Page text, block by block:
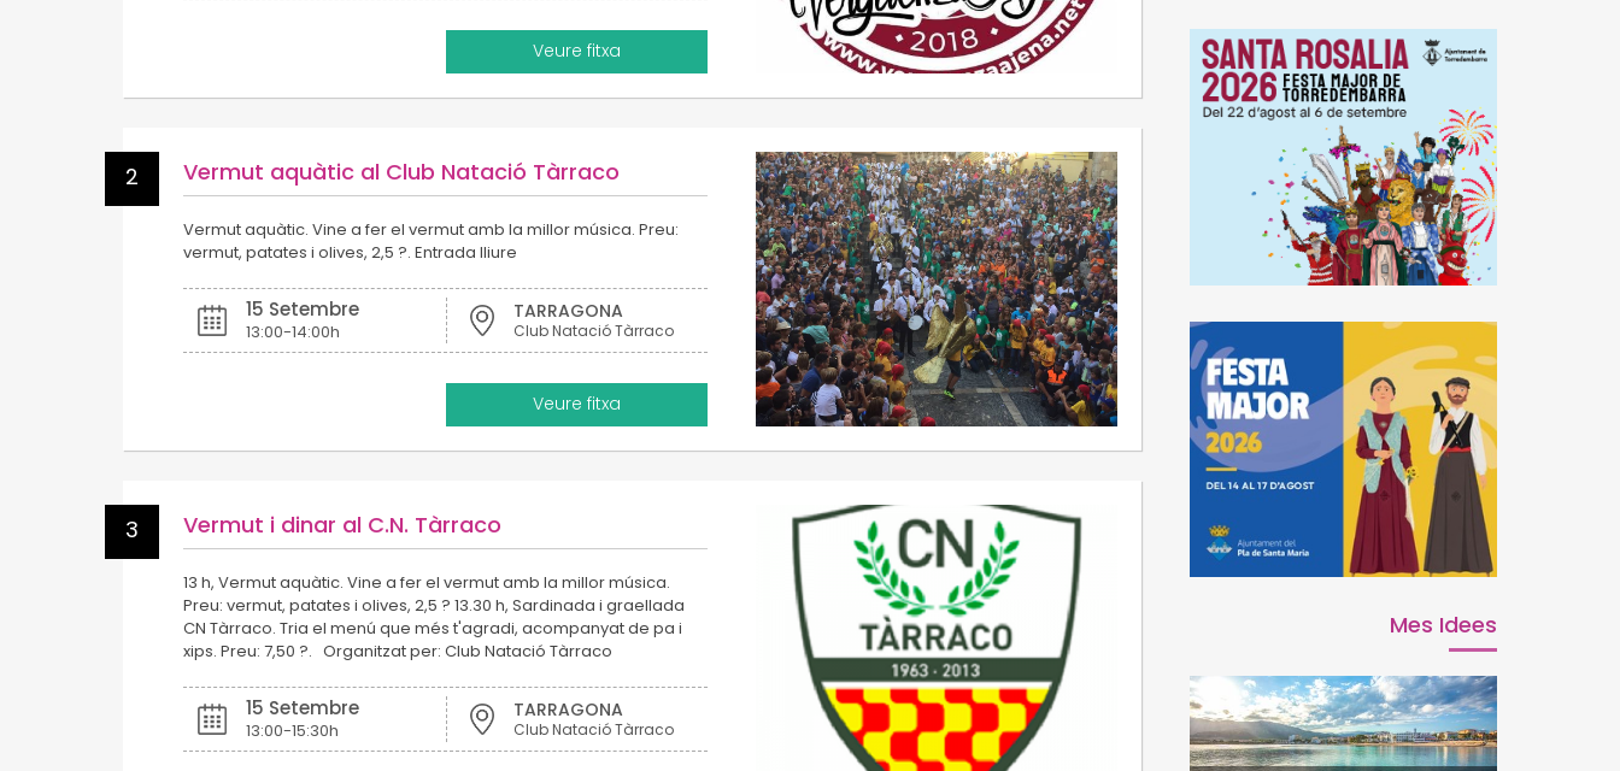
Veure fitxa
2 Vermut aquàtic al Club Natació Tàrraco
Vermut aquàtic. Vine a fer el vermut amb la millor música. Preu:
vermut, patates i olives, 2,5 ?. Entrada lliure
15 Setembre
13:00-14:00h
TARRAGONA
Club Natació Tàrraco
Veure fitxa
3 Vermut i dinar al C.N. Tàrraco
13 h, Vermut aquàtic. Vine a fer el vermut amb la millor música.
Preu: vermut, patates i olives, 2,5 ? 13.30 h, Sardinada i graellada
CN Tàrraco. Tria el menú que més t'agradi, acompanyat de pa i
xips. Preu: 7,50 ?. Organitzat per: Club Natació Tàrraco
15 Setembre
13:00-15:30h
TARRAGONA
Club Natació Tàrraco
Mes Idees